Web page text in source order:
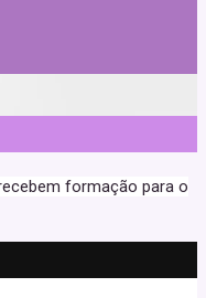
formação para o